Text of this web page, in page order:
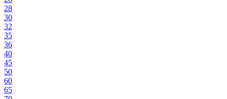
28
30
32
35
36
40
45
50
60
65